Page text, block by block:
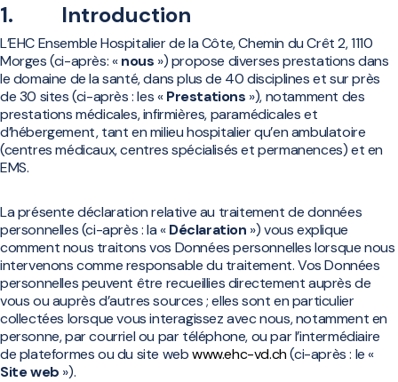
1. Introduction
L’EHC Ensemble Hospitalier de la Côte, Chemin du Crêt 2, 1110
Morges (ci-après: «nous ») propose diverses prestations dans
le domaine de la santé, dans plus de 40 disciplines et sur près
de 30 sites (ci-après : les «Prestations »), notamment des
prestations médicales, infirmières, paramédicales et
d’hébergement, tant en milieu hospitalier qu’en ambulatoire
(centres médicaux, centres spécialisés et permanences) et en
EMS.
La présente déclaration relative au traitement de données
personnelles (ci-après : la «Déclaration ») vous explique
comment nous traitons vos Données personnelles lorsque nous
intervenons comme responsable du traitement. Vos Données
personnelles peuvent être recueillies directement auprès de
vous ou auprès d’autres sources ; elles sont en particulier
collectées lorsque vous interagissez avec nous, notamment en
personne, par courriel ou par téléphone, ou par l’intermédiaire
de plateformes ou du site webwww.ehc-vd.ch(ci-après : le «
Site web »).